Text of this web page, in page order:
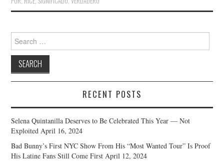
Search
for:
RECENT POSTS
Selena Quintanilla Deserves to Be Celebrated This Year — Not
Exploited April 16, 2024
Bad Bunny’s First NYC Show From His “Most Wanted Tour” Is Proof
His Latine Fans Still Come First April 12, 2024